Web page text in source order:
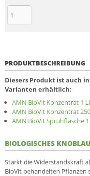
PRODUKTBESCHREIBUNG
Diesers Produkt ist auch
Varianten erhältlich:
AMN BioVit Konzentrat 1
AMN BioVit Konzentrat
AMN BioVit Sprühflasche
BIOLOGISCHES
Stärkt die Widerstandskraft
BioVit behandelten Pflanzen